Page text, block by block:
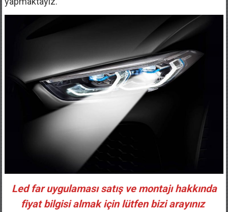
Led far uygulaması satış ve montajı hakkında
fiyat bilgisi almak için lütfen bizi arayınız